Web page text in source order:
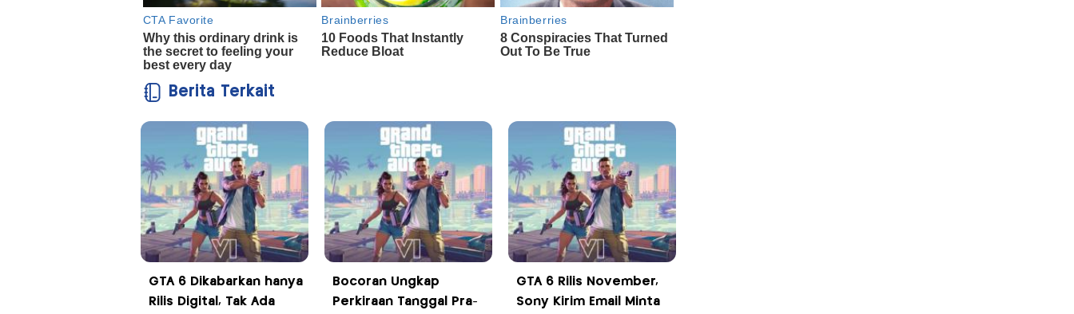
Berita Terkait
GTA 6 Dikabarkan hanya
Rilis Digital, Tak Ada
Bocoran Ungkap
Perkiraan Tanggal Pra-
GTA 6 Rilis November,
Sony Kirim Email Minta